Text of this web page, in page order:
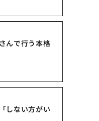
んで行う本格
しない方がい